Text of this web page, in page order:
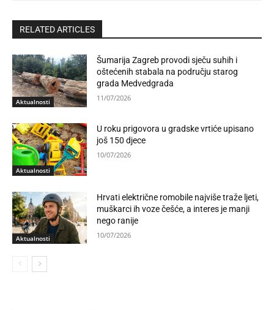
RELATED ARTICLES
Aktualnosti
Šumarija Zagreb provodi sječu suhih i
oštećenih stabala na području starog
grada Medvedgrada
11/07/2026
Aktualnosti
U roku prigovora u gradske vrtiće upisano
još 150 djece
10/07/2026
Aktualnosti
Hrvati električne romobile najviše traže ljeti,
muškarci ih voze češće, a interes je manji
nego ranije
10/07/2026